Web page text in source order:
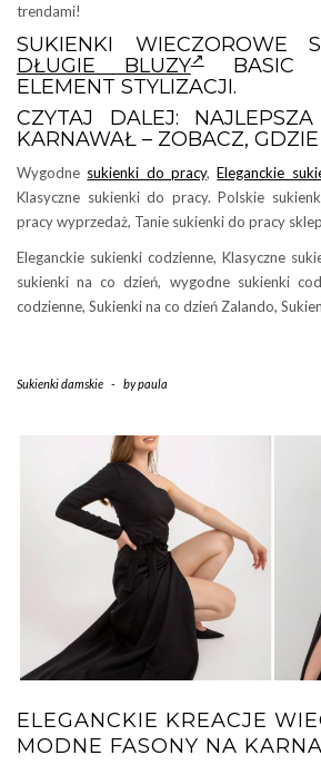
trendami!
SUKIENKI WIECZOROWE
DŁUGIE BLUZY BASIC –
ELEMENT STYLIZACJI.
CZYTAJ DALEJ:
KARNAWAŁ – ZOBACZ,
Wygodne sukienki do pracy,Eleganckie
Klasyczne sukienki do pracy. Polskie
pracy wyprzedaż, Tanie sukienki do pracy
Eleganckie sukienki codzienne, Klasyczne
sukienki na co dzień, wygodne sukienki
codzienne, Sukienki na co dzień Zalando,
Sukienki damskie - bypaula
ELEGANCKIE KREACJE
MODNE FASONY NA